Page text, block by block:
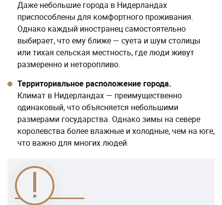
Даже небольшие города в Нидерландах
приспособлены для комфортного проживания.
Однако каждый иностранец самостоятельно
выбирает, что ему ближе — суета и шум столицы
или тихая сельская местность, где люди живут
размеренно и неторопливо.
Территориальное расположение города.
Климат в Нидерландах — преимущественно
одинаковый, что объясняется небольшими
размерами государства. Однако зимы на севере
королевства более влажные и холодные, чем на юге,
что важно для многих людей.